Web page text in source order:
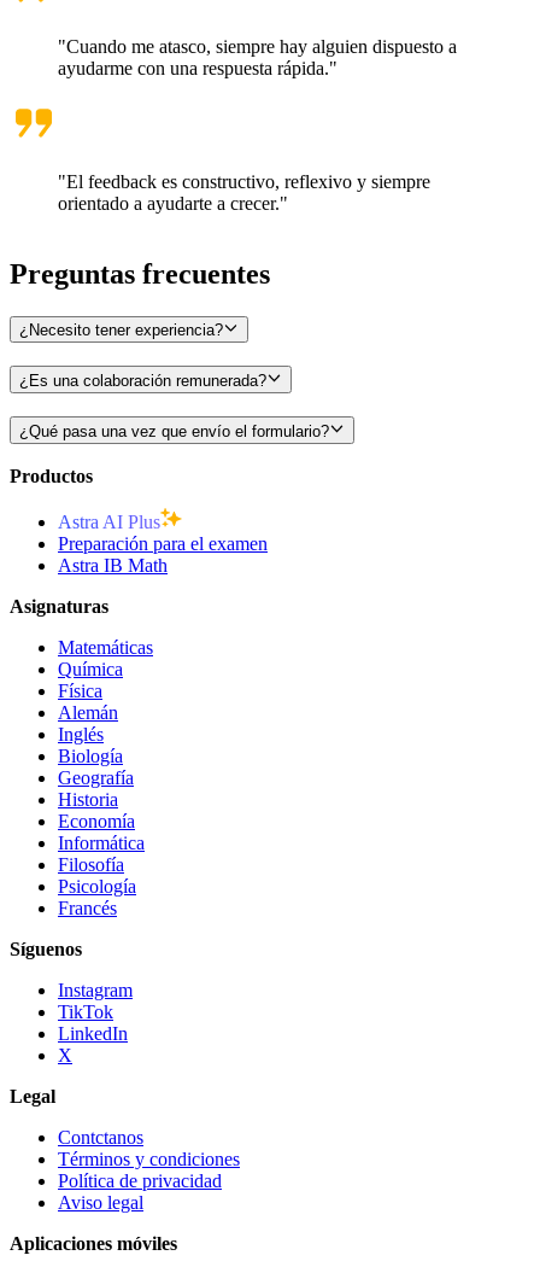
"Cuando me atasco, siempre hay alguien dispuesto a
ayudarme con una respuesta rápida."
"El feedback es constructivo, reflexivo y siempre
orientado a ayudarte a crecer."
Preguntas frecuentes
¿Necesito tener experiencia?
¿Es una colaboración remunerada?
¿Qué pasa una vez que envío el formulario?
Productos
Astra AI Plus
Preparación para el examen
Astra IB Math
Asignaturas
Matemáticas
Química
Física
Alemán
Inglés
Biología
Geografía
Historia
Economía
Informática
Filosofía
Psicología
Francés
Síguenos
Instagram
TikTok
LinkedIn
X
Legal
Contctanos
Términos y condiciones
Política de privacidad
Aviso legal
Aplicaciones móviles